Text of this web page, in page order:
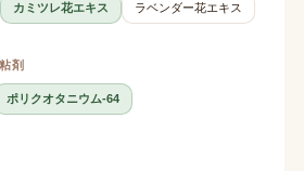
カミツレ花エキス ラベンダー花エキス
剤
ポリクオタニウム-64